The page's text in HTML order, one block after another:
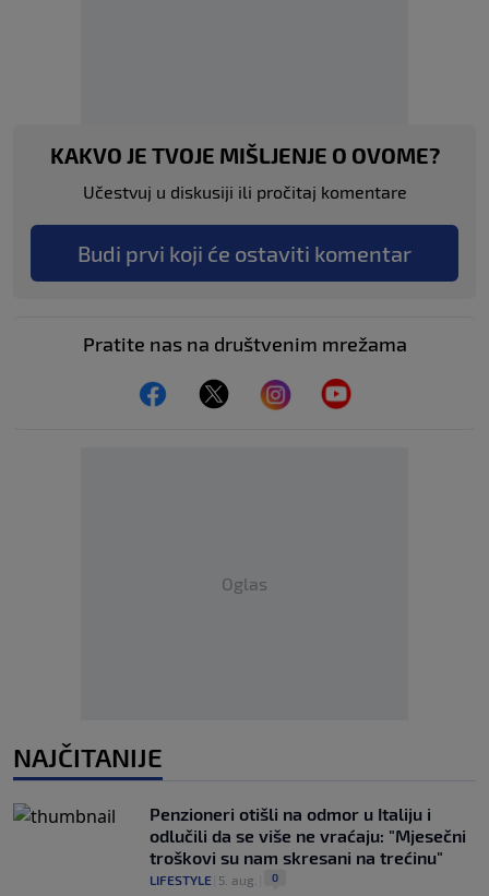
KAKVO JE TVOJE MIŠLJENJE O OVOME?
Učestvuj u diskusiji ili pročitaj komentare
Budi prvi koji će ostaviti komentar
Pratite nas na društvenim mrežama
Oglas
NAJČITANIJE
Penzioneri otišli na odmor u Italiju i
odlučili da se više ne vraćaju: "Mjesečni
troškovi su nam skresani na trećinu"
LIFESTYLE 5. aug. 0